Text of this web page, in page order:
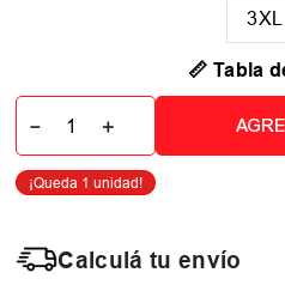
3XL
📏 Tabla
＋
－
Calculá tu envío